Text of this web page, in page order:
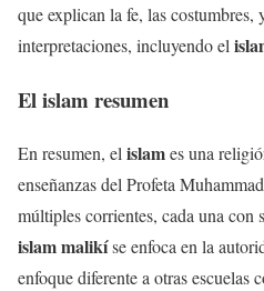
que explican la fe, las costumbres,
interpretaciones, incluyendo el
Elislam resumen
En resumen, elislames una
enseñanzas del Profeta
múltiples corrientes, cada una con
islam malikíse enfoca en la
enfoque diferente a otras escuelas